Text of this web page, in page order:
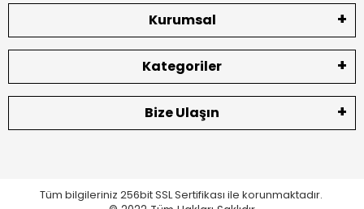
Kurumsal
Kategoriler
Bize Ulaşın
Tüm bilgileriniz 256bit SSL Sertifikası ile korunmaktadır.